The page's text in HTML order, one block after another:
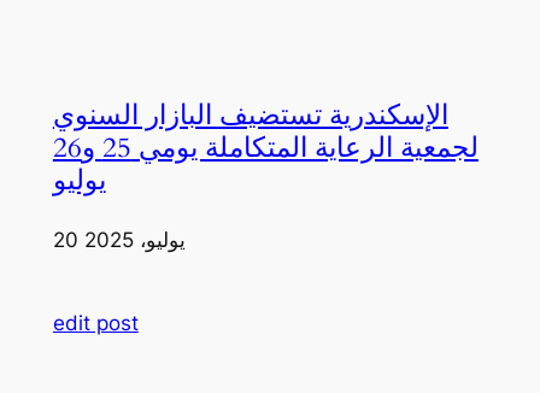
الإسكندرية تستضيف البازار السنوي
لجمعية الرعاية المتكاملة يومي 25 و26
يوليو
20 يوليو، 2025
edit post